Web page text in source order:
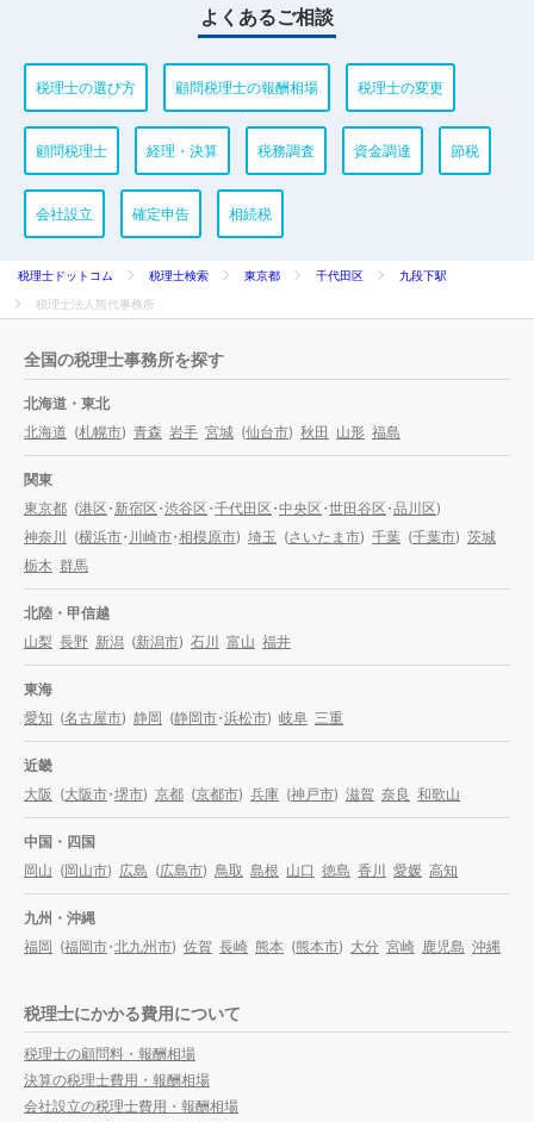
よくあるご相談
税理士の選び方 顧問税理士の報酬相場 税理士の変更
顧問税理士 経理・決算 税務調査 資金調達 節税
会社設立 確定申告 相続税
税理士ドットコム 税理士検索 東京都 千代田区
九段下駅
税理士法人熊代事務所
全国の税理士事務所を探す
北海道・東北
北海道 (札幌市) 青森 岩手 宮城 (仙台市) 秋田 山形 福島
関東
東京都 (港区・新宿区・渋谷区・千代田区・中央区・世田谷区・品川区)
神奈川
(横浜市・川崎市・相模原市) 埼玉 (さいたま市) 千葉 (千葉市) 茨城
栃木 群馬
北陸・甲信越
山梨 長野 新潟 (新潟市) 石川 富山 福井
東海
愛知 (名古屋市) 静岡 (静岡市・浜松市) 岐阜 三重
近畿
大阪 (大阪市・堺市) 京都 (京都市) 兵庫 (神戸市) 滋賀 奈良 和歌山
中国・四国
岡山 (岡山市) 広島 (広島市) 鳥取 島根 山口 徳島 香川 愛媛 高知
九州・沖縄
福岡 (福岡市・北九州市) 佐賀 長崎 熊本 (熊本市) 大分 宮崎 鹿児島 沖縄
税理士にかかる費用について
税理士の顧問料・報酬相場
決算の税理士費用・報酬相場
会社設立の税理士費用・報酬相場